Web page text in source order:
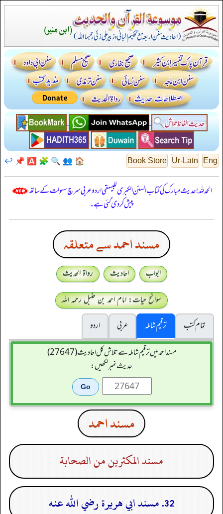
Eng
Ur-Latn
Book Store
🏠
👥
🔍
🧩
🅰️
📌
↩️
الحمدللہ! حدیث مبارک کی کتاب السنن الكبرى للبيهقي اردو عربی سرچ سہولت کے ساتھ
پیش کر دی گئی ہے۔
مسند احمد سے متعلقہ
ابواب احادیث
رواۃ الحدیث
سوانح حیات: امام احمد بن حنبل رحمہ اللہ
تمام کتب
ترقیم شاملہ عربی
اردو
مسند احمد میں ترقیم شاملہ سے تلاش کل احادیث (27647)
حدیث نمبر لکھیں:
مسند احمد
مسند المكثرين من الصحابة
32. مسند ابي هريرة رضي الله عنه